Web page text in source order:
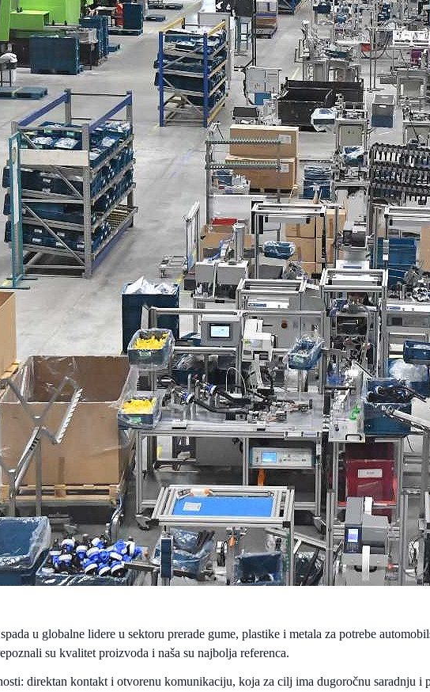
u globalne lidere u sektoru prerade gume, plastike i metala za potrebe
su kvalitet proizvoda i naša su najbolja referenca.
direktan kontakt i otvorenu komunikaciju, koja za cilj ima dugoročnu saradnju